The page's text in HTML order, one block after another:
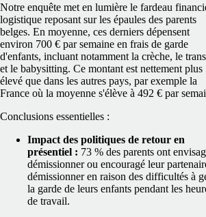
Notre enquête met en lumière le fardeau
logistique reposant sur les épaules des parents
belges. En moyenne, ces derniers dépensent
environ 700 € par semaine en frais de garde
d'enfants, incluant notamment la crèche, le
et le babysitting. Ce montant est nettement plus
élevé que dans les autres pays, par exemple la
France où la moyenne s'élève à 492 € par
Conclusions essentielles :
Impact des politiques de retour en
présentiel : 73 % des parents ont
démissionner ou encouragé leur
démissionner en raison des difficultés à
la garde de leurs enfants pendant les
de travail.